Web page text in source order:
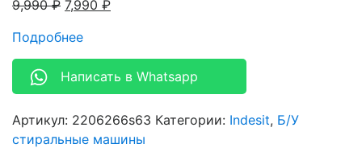
9,990₽ 7,990 ₽
Подробнее
Написать в Whatsapp
Артикул: 2206266s63 Категории: Indesit, Б/У
стиральные машины